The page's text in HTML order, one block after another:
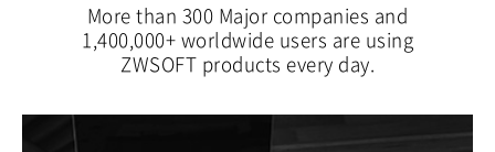
More than 300 Major companies and
1,400,000+ worldwide users are using
ZWSOFT products every day.